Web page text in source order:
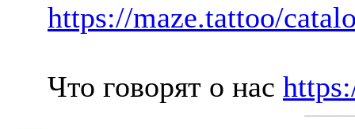
https://maze.tattoo/
Что говорят о нас